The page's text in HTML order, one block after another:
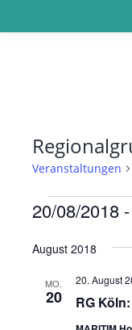
Veranstaltungen
20/08/2018 -
wählen.
August 2018
MO.
20 RG
20. August